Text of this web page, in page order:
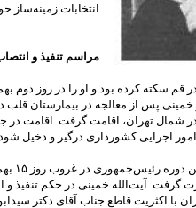
انتخابات زمینه‌ساز
مراسم تنفیذ و انتصاب
خمینی پس از معالجه در بیمارستان قلب
شمال تهران، اقامت گرفت. اقامت در
اجرایی کشورداری درگیر و دخیل شود.
گرفت. آیت‌الله خمینی در حکم تنفیذ
با اکثریت قاطع جناب آقای دکتر